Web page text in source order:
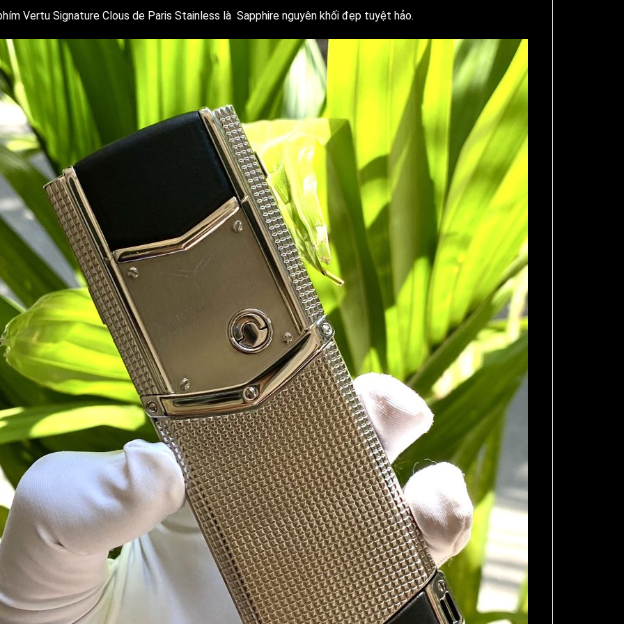
Vertu Signature Clous de Paris Stainless là Sapphire nguyên khối đẹp tuyệt hảo.